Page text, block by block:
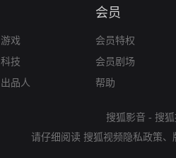
游戏
科技
出品人
会员
会员特权
会员剧场
帮助
搜狐影音 - 搜
请仔细阅读 搜狐视频隐私政策、